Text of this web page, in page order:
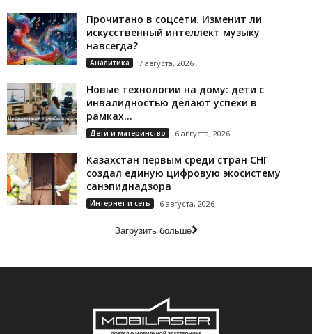
Прочитано в соцсети. Изменит ли
искусственный интеллект музыку
навсегда?
Аналитика 7 августа, 2026
Новые технологии на дому: дети с
инвалидностью делают успехи в
рамках...
Дети и материнство 6 августа, 2026
Казахстан первым среди стран СНГ
создал единую цифровую экосистему
санэпиднадзора
Интернет и сеть 6 августа, 2026
Загрузить больше